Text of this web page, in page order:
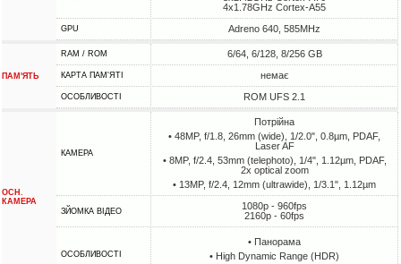
4x1.78GHz Cortex-A55
GPU Adreno 640, 585MHz
ПАМ'ЯТЬ
RAM / ROM 6/64, 6/128, 8/256 GB
КАРТА ПАМ'ЯТІ немає
ОСОБЛИВОСТІ ROM UFS 2.1
ОСН.
КАМЕРА
КАМЕРА
Потрійна
• 48MP, f/1.8, 26mm (wide), 1/2.0", 0.8µm, PDAF,
Laser AF
• 8MP, f/2.4, 53mm (telephoto), 1/4", 1.12µm, PDAF,
2x optical zoom
• 13MP, f/2.4, 12mm (ultrawide), 1/3.1", 1.12µm
ЗЙОМКА ВІДЕО
1080p - 960fps
2160p - 60fps
ОСОБЛИВОСТІ
• Панорама
• High Dynamic Range (HDR)